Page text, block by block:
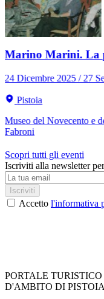
Marino Marini. La
24 Dicembre 2025 / 27
Pistoia
Museo del Novecento e
Fabroni
Scopri tutti gli eventi
Iscriviti alla newsletter
Iscriviti
Accetto l'informativa
PORTALE
D'AMBITO DI